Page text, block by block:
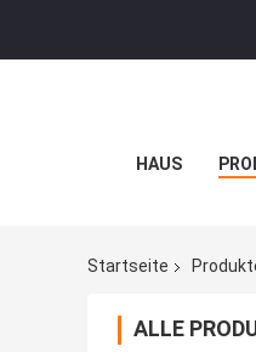
HAUS
Startseite
ALLE